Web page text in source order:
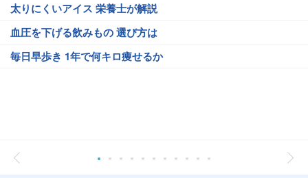
太りにくいアイス 栄養士が解説
血圧を下げる飲みもの 選び方は
毎日早歩き 1年で何キロ痩せるか